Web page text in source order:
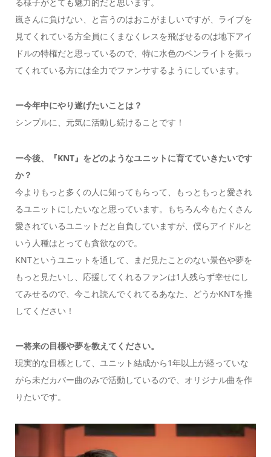
嵐さんに負けない、と言うのはおこがましいですが、ライブを
見てくれている方全員にくまなくレスを飛ばせるのは地下アイ
ドルの特権だと思っているので、特に水色のペンライトを振っ
てくれている方には全力でファンサするようにしています。
ー今年中にやり遂げたいことは？
シンプルに、元気に活動し続けることです！
ー今後、『KNT』をどのようなユニットに育てていきたいです
か？
今よりもっと多くの人に知ってもらって、もっともっと愛され
るユニットにしたいなと思っています。もちろん今もたくさん
愛されているユニットだと自負していますが、僕らアイドルと
いう人種はとっても貪欲なので。
KNTというユニットを通して、まだ見たことのない景色や夢を
もっと見たいし、応援してくれるファンは1人残らず幸せにし
てみせるので、今これ読んでくれてるあなた、どうかKNTを推
してください！
ー将来の目標や夢を教えてください。
現実的な目標として、ユニット結成から1年以上が経っていな
がら未だカバー曲のみで活動しているので、オリジナル曲を作
りたいです。